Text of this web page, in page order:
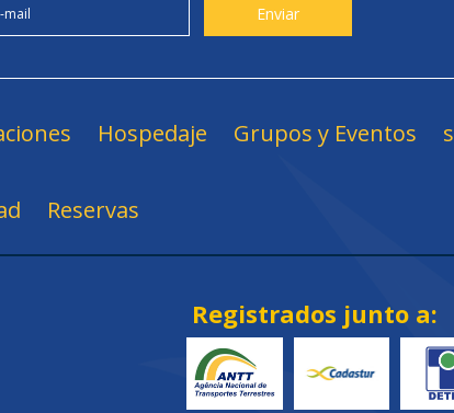
Hospedaje Grupos y Eventos
Reservas
Registrados junto a: